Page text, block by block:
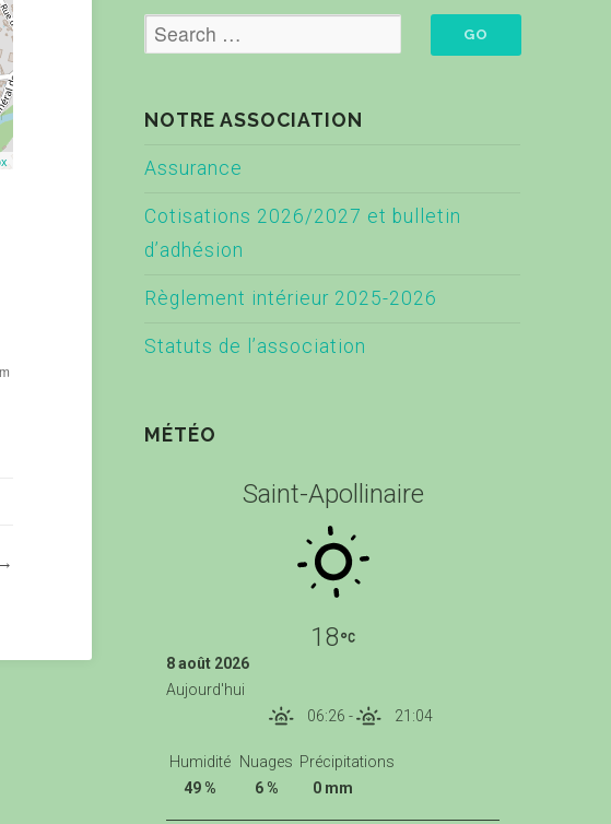
→
NOTRE ASSOCIATION
Assurance
Cotisations 2026/2027 et bulletin
d’adhésion
Règlement intérieur 2025-2026
Statuts de l’association
MÉTÉO
Saint-Apollinaire
18
8 août 2026
Aujourd'hui
06:26 - 21:04
Humidité
49 %
Nuages
6 %
Précipitations
0 mm